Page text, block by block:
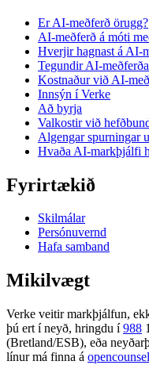
Er AI-meðferð örugg?
AI-meðferð á móti
Hverjir hagnast á AI-
Tegundir AI-
Kostnaður við AI-
Innsýn í Verke
Að byrja
Valkostir við
Algengar spurningar
Hvaða AI-markþjálfi
Fyrirtækið
Skilmálar
Persónuvernd
Hafa samband
Mikilvægt
Verke veitir markþjálfun,
þú ert í neyð, hringdu í 988
(Bretland/ESB), eða
línur má finna á